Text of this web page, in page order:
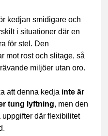
kedjan smidigare och
i situationer där en
för stel. Den
mot rost och slitage, så
miljöer utan oro.
att denna kedja inte är
tung lyftning, men den
där flexibilitet